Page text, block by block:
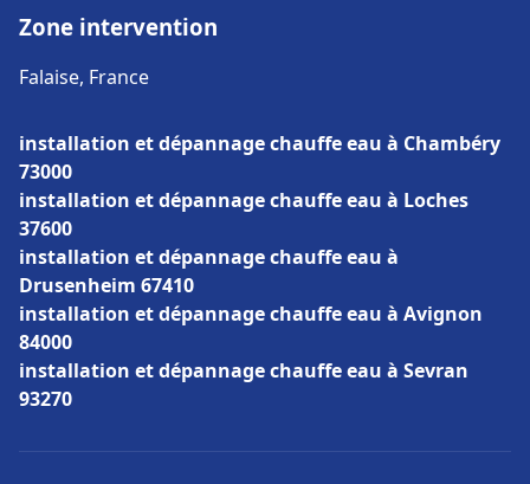
Zone intervention
Falaise, France
installation et dépannage chauffe eau à Chambéry
73000
installation et dépannage chauffe eau à Loches
37600
installation et dépannage chauffe eau à
Drusenheim 67410
installation et dépannage chauffe eau à Avignon
84000
installation et dépannage chauffe eau à Sevran
93270